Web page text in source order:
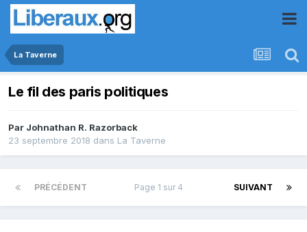
La Taverne
Le fil des paris politiques
Par Johnathan R. Razorback
23 septembre 2018 dans La Taverne
PRÉCÉDENT SUIVANT
Page 1 sur 4